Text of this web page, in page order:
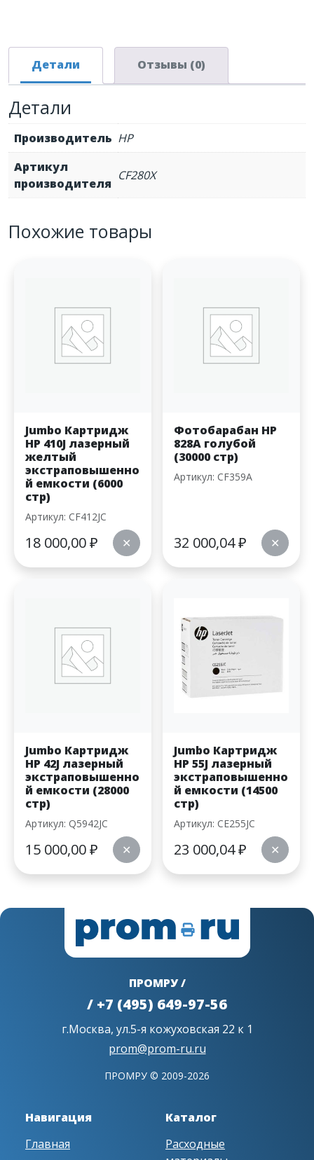
Детали Отзывы (0)
Детали
Производитель HP
Артикул
производителя
CF280X
Похожие товары
Jumbo Картридж
HP 410J лазерный
желтый
экстраповышенно
й емкости (6000
стр)
Артикул: CF412JC
18 000,00₽ ✕
Фотобарабан HP
828A голубой
(30000 стр)
Артикул: CF359A
32 000,04₽ ✕
Jumbo Картридж
HP 42J лазерный
экстраповышенно
й емкости (28000
стр)
Артикул: Q5942JC
15 000,00₽ ✕
Jumbo Картридж
HP 55J лазерный
экстраповышенно
й емкости (14500
стр)
Артикул: CE255JC
23 000,04₽ ✕
ПРОМРУ /
/ +7 (495) 649-97-56
г.Москва, ул.5-я кожуховская 22 к 1
prom@prom-ru.ru
ПРОМРУ © 2009-2026
Навигация
Главная
Каталог
Расходные